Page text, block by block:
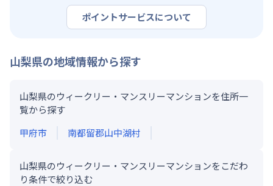
ポイントサービスについて
山梨県の地域情報から探す
山梨県のウィークリー・マンスリーマンションを住所一
覧から探す
甲府市
南都留郡山中湖村
山梨県のウィークリー・マンスリーマンションをこだわ
り条件で絞り込む